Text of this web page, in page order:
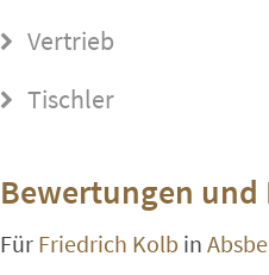
Vertrieb
Tischler
Bewertungen
Für Friedrich Kolb in